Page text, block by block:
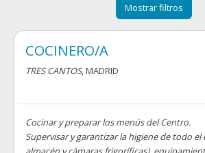
Mostrar filtros
COCINERO/A
TRES CANTOS, MADRID
Cocinar y preparar los menús del Centro.
Supervisar y garantizar la higiene de todo el